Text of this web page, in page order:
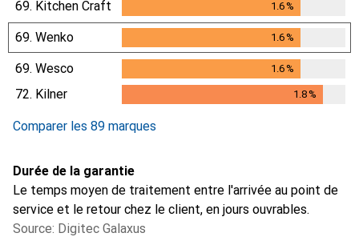
69. Kitchen Craft 1.6%
69. Wenko 1.6%
69. Wesco 1.6%
72. Kilner 1.8%
Comparer les 89 marques
Durée de la garantie
Le temps moyen de traitement entre l'arrivée au point de
service et le retour chez le client, en jours ouvrables.
Source: Digitec Galaxus